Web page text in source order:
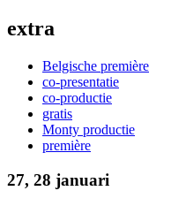
extra
Belgische première
co-presentatie
co-productie
gratis
Monty productie
première
27, 28 januari